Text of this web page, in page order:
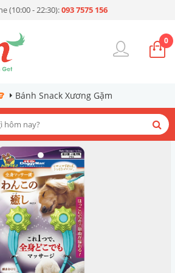
(10:00 - 22:30):093 7575 156
0
Bánh Snack Xương Gặm